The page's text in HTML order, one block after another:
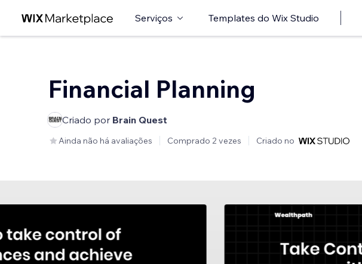
Serviços Templates do Wix Studio
Financial Planning
Criado por Brain Quest
Ainda não há avaliações Comprado 2 vezes Criado no